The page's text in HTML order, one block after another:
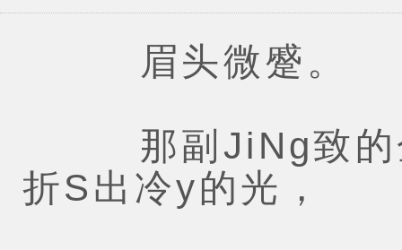
眉头微蹙。
那副JiNg致的金
折S出冷y的光，